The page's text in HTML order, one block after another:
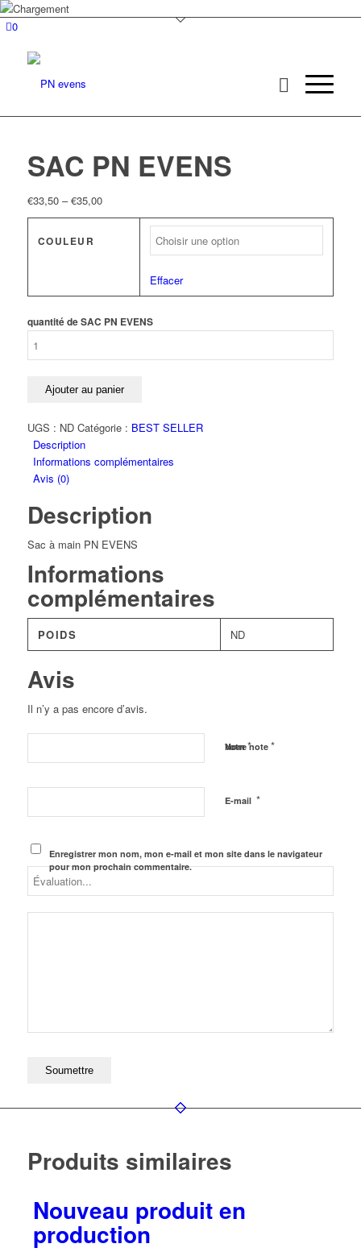
0
SAC PN EVENS
€33,50–€35,00
COULEUR
Effacer
quantité de SAC PN EVENS
Ajouter au panier
UGS : ND Catégorie : BEST SELLER
Description
Informations complémentaires
Avis (0)
Description
Sac à main PN EVENS
Informations
complémentaires
POIDS ND
Avis
Il n’y a pas encore d’avis.
Nom*
E-mail *
Enregistrer mon nom, mon e-mail et mon site dans le navigateur
pour mon prochain commentaire.
Votre note *
Produits similaires
Nouveau produit en
production